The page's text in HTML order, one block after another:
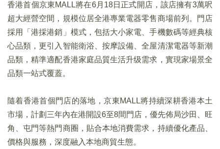
香港首個京東MALL將在6月18日正式開店，該店擁有3萬呎
超大經營空間，規模位居全港專業電器零售商場前列。門店
採用「港採港銷」模式，包括大小家電、手機數碼等經典核
心品類，更引入智能衛浴、按摩設備、全屋清潔電器等新潮
品類，精準適配香港家庭品質生活升级需求，實現家場景全
品類一站式覆蓋。
隨着香港首個門店的落地，京東MALL將持續深耕香港本土
市場，計劃三年內在港開設6至8間門店，優先佈局沙田、旺
角、屯門等熱門商圈，貼合本地消費需求，持續優化產品、
價格與服務，深度融入本地商貿生態。